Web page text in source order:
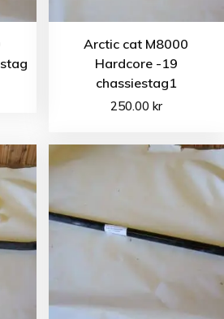
Arctic cat M8000
Hardcore -19
chassiestag1
250.00 kr